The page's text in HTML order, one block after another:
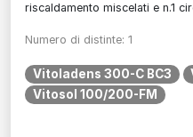
riscaldamento miscelati e n.1
Numero di distinte: 1
Vitoladens 300-C BC3
Vitosol 100/200-FM